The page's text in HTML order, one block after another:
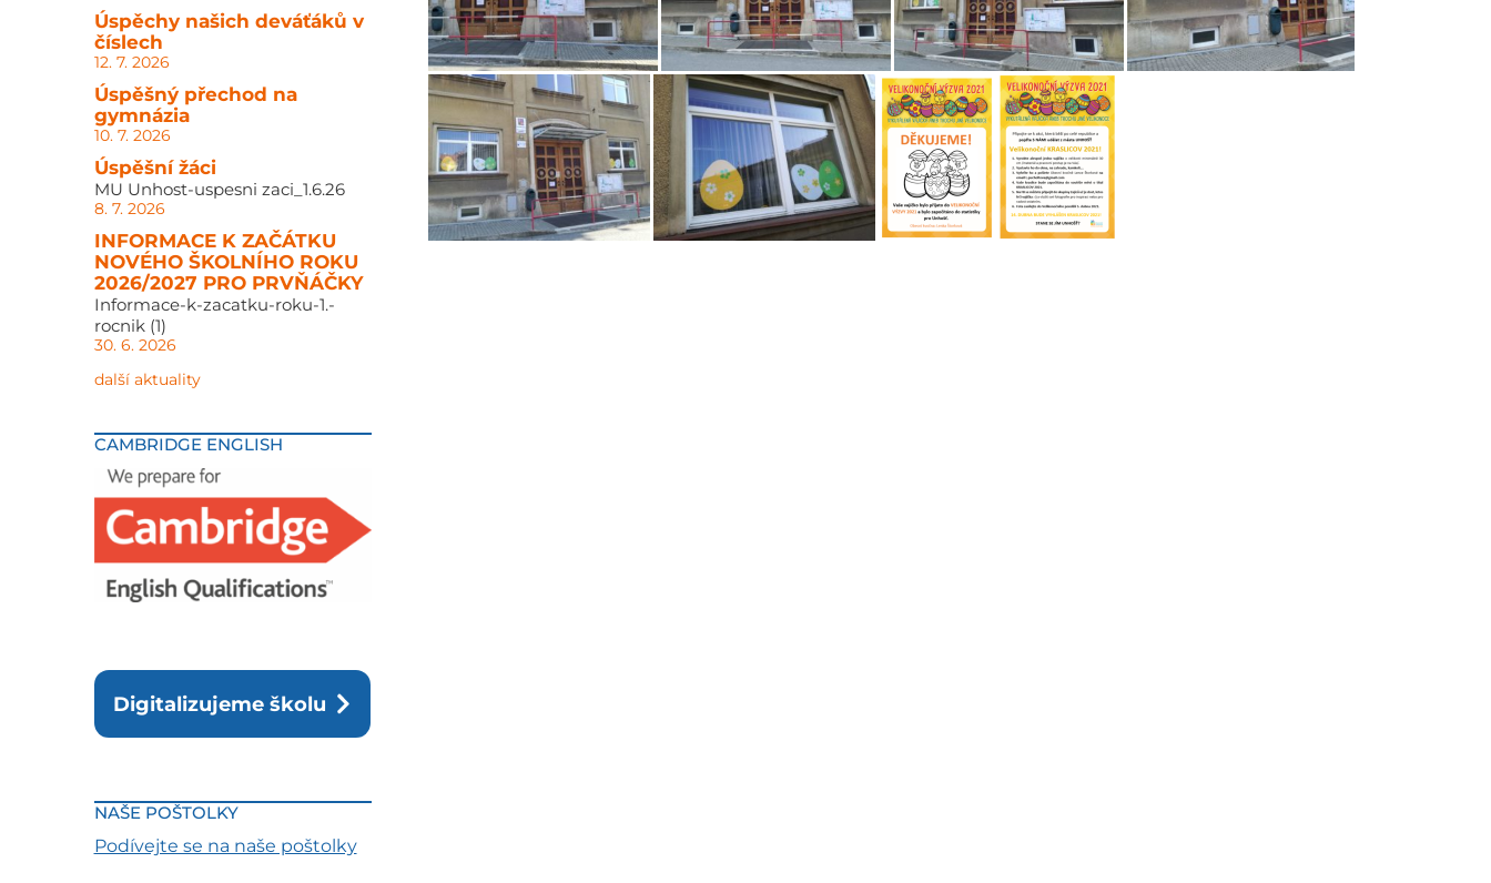
Úspěchy našich deváťáků v
číslech
12. 7. 2026
Úspěšný přechod na
gymnázia
10. 7. 2026
Úspěšní žáci
MU Unhost-uspesni zaci_1.6.26
8. 7. 2026
INFORMACE K ZAČÁTKU
NOVÉHO ŠKOLNÍHO ROKU
2026/2027 PRO PRVŇÁČKY
Informace-k-zacatku-roku-1.-
rocnik (1)
30. 6. 2026
další aktuality
CAMBRIDGE ENGLISH
Digitalizujeme školu
NAŠE POŠTOLKY
Podívejte se na naše poštolky